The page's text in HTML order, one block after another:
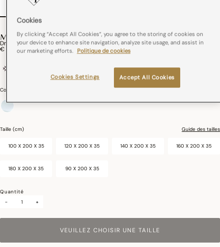
MANUKA
Drap Housse Manuka Coton
€ 75,00
Couleurs :
Taille (cm) Guide des tailles
100 X 200 X 35 120 X 200 X 35 140 X 200 X 35 160 X 200 X 35
180 X 200 X 35 90 X 200 X 35
Quantité
-
+
VEUILLEZ CHOISIR UNE TAILLE
Cookies
By clicking “Accept All Cookies”, you agree to the storing of cookies on
your device to enhance site navigation, analyze site usage, and assist in
our marketing efforts. Politique de cookies
Accept All Cookies
Cookies Settings